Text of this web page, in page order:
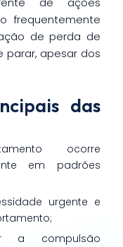
frequentemente
de perda de
parar, apesar dos
das
ocorre
em padrões
urgente e
a compulsão